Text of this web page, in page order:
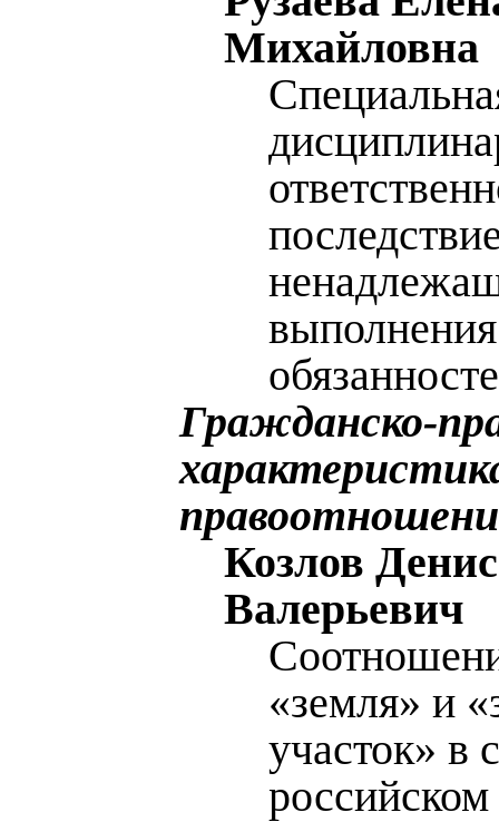
Михайловна
Гражданско-
Козлов Денис
Валерьевич
«земля» и
участок» в
российском